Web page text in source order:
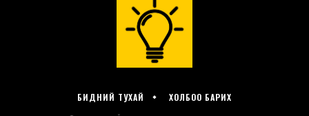
БИДНИЙ ТУХАЙ ХОЛБОО БАРИХ